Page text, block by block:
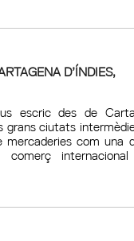
D’ÍNDIES,
escric des de
grans ciutats
com una
comerç